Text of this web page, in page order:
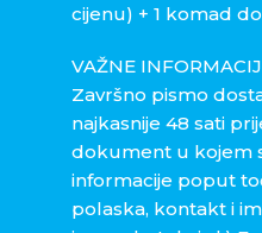
cijenu) + 1 komad
VAŽNE
Završno pismo
najkasnije 48 sati
dokument u kojem
informacije poput
polaska, kontakt i